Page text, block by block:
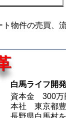
物件の売買、
白馬ライフ開
資本金 300万
本社 東京都豊
長野県白馬村